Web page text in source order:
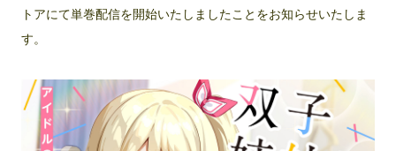
トアにて単巻配信を開始いたしましたことをお知らせいたしま
す。